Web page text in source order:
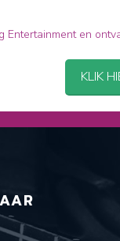
Entertainment en
KLIK